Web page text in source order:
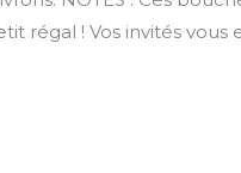
régal ! Vos invités